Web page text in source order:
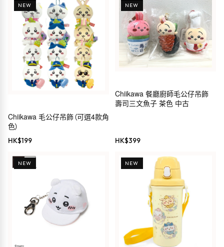
NEW
Chiikawa 毛公仔吊飾（可選4款角
色）
HK$199
NEW
Chiikawa 餐廳廚師毛公仔吊飾
壽司三文魚子 茶色 中古
HK$399
NEW NEW